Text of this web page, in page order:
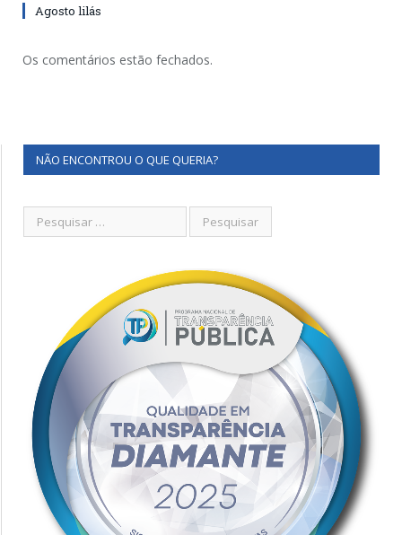
Agosto lilás
Os comentários estão fechados.
NÃO ENCONTROU O QUE QUERIA?